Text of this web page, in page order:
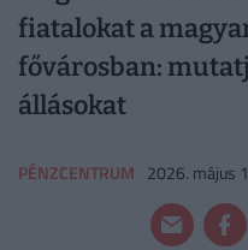
fiatalokat a
fővárosban:
állásokat
PÉNZCENTRUM 2026. május